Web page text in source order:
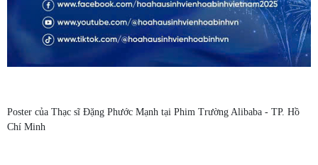
Poster của Thạc sĩ Đặng Phước Mạnh tại Phim Trường Alibaba - TP. Hồ
Chí Minh